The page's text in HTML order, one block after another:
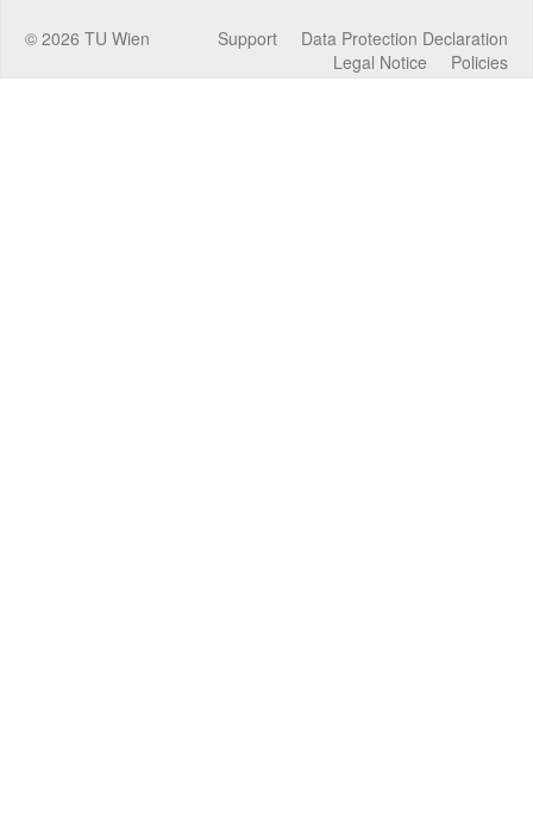
© 2026 TU Wien Data Protection Declaration
Support
Policies
Legal Notice